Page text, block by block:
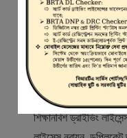
স্বাগতম
বিআরটিএ সার্ভিস পোর্টাল
(বিআরটিএ) এর একটি
মোটরযান মালিক,
শিক্ষানবিশ ড্রাইভিং